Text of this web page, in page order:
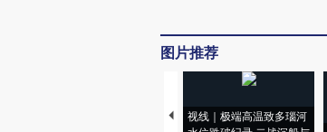
图片推荐
视线｜极端高温致多瑙河